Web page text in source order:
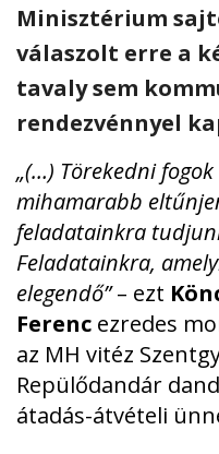
Minisztérium
válaszolt erre a
tavaly sem
rendezvénnyel
„(…) Törekedni
mihamarabb
feladatainkra
Feladatainkra,
elegendő”– ezt
Ferenc ezredes
az MH vitéz
Repülődandár
átadás-átvételi